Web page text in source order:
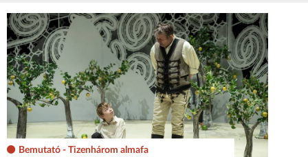
Bemutató - Tizenhárom almafa